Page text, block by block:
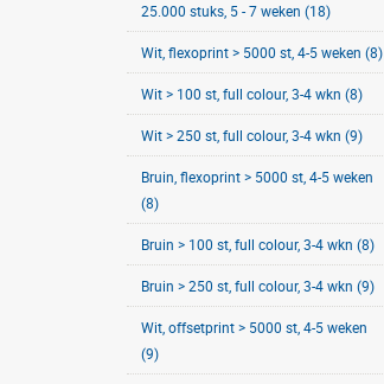
25.000 stuks, 5 - 7 weken (18)
Wit, flexoprint > 5000 st, 4-5 weken (8)
Wit > 100 st, full colour, 3-4 wkn (8)
Wit > 250 st, full colour, 3-4 wkn (9)
Bruin, flexoprint > 5000 st, 4-5 weken
(8)
Bruin > 100 st, full colour, 3-4 wkn (8)
Bruin > 250 st, full colour, 3-4 wkn (9)
Wit, offsetprint > 5000 st, 4-5 weken
(9)